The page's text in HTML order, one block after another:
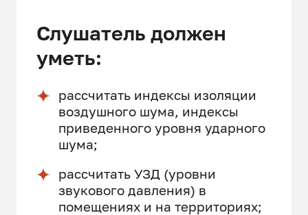
Слушатель должен
уметь:
рассчитать индексы изоляции
воздушного шума, индексы
приведенного уровня ударного
шума;
рассчитать УЗД (уровни
звукового давления) в
помещениях и на территориях;